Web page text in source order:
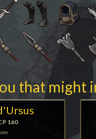
that might
160